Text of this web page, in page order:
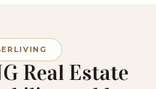
Real Estate